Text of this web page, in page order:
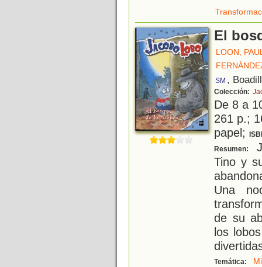
El
LOON,
SM ,
Colección:
De 8 a
261 p.;
papel;
Resumen:
Tino y
Una
de su
los
Temática: